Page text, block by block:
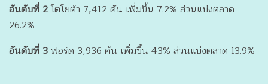
อันดับที่ 2โตโยต้า 7,412 คัน เพิ่มขึ้น 7.2% ส่วนแบ่งตลาด
26.2%
อันดับที่ 3 ฟอร์ด 3,936 คัน เพิ่มขึ้น 43% ส่วนแบ่งตลาด 13.9%